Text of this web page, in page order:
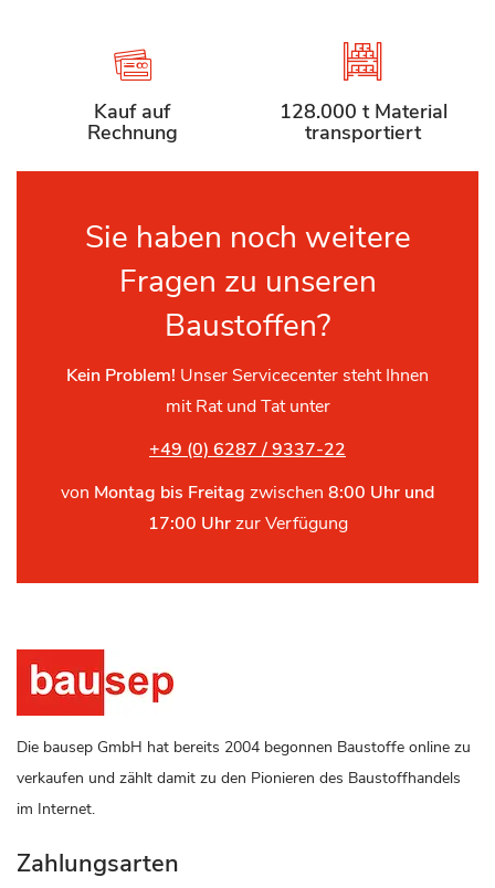
Kauf auf
Rechnung
128.000 t Material
transportiert
Sie haben noch weitere
Fragen zu unseren
Baustoffen?
Kein Problem! Unser Servicecenter steht Ihnen
mit Rat und Tat unter
+49 (0) 6287 / 9337-22
von Montag bis Freitag zwischen 8:00 Uhr und
17:00 Uhrzur Verfügung
Die bausep GmbH hat bereits 2004 begonnen Baustoffe online zu
verkaufen und zählt damit zu den Pionieren des Baustoffhandels
im Internet.
Zahlungsarten